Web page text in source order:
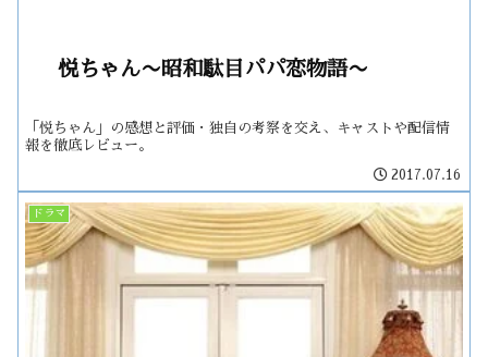
悦ちゃん〜昭和駄目パパ恋物語〜
「悦ちゃん」の感想と評価・独自の考察を交え、キャストや配信情
報を徹底レビュー。
2017.07.16
ドラマ